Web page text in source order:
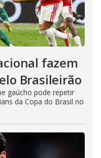
fazem
Brasileirão
gaúcho pode repetir
da Copa do Brasil no